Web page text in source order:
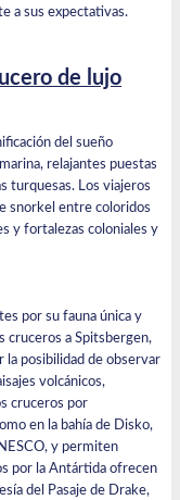
a sus expectativas.
de lujo
del sueño
relajantes puestas
turquesas. Los viajeros
snorkel entre coloridos
y fortalezas coloniales y
por su fauna única y
cruceros a Spitsbergen,
la posibilidad de observar
volcánicos,
cruceros por
en la bahía de Disko,
y permiten
por la Antártida ofrecen
del Pasaje de Drake,